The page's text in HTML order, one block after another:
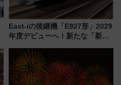
East-iの後継機「E927形」2029
年度デビューへ！新たな「新幹
説【JR東日本】